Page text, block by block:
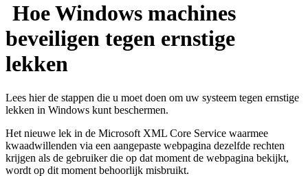
Hoe Windows machines
beveiligen tegen ernstige
lekken
Lees hier de stappen die u moet doen om uw systeem tegen ernstige
lekken in Windows kunt beschermen.
Het nieuwe lek in de Microsoft XML Core Service waarmee
kwaadwillenden via een aangepaste webpagina dezelfde rechten
krijgen als de gebruiker die op dat moment de webpagina bekijkt,
wordt op dit moment behoorlijk misbruikt.